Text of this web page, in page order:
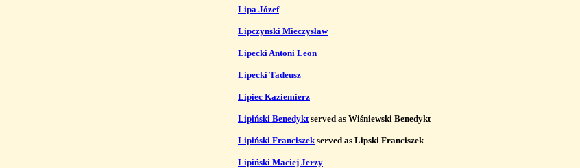
Lipa Józef
Lipczynski Mieczysław
Lipecki Antoni Leon
Lipecki Tadeusz
Lipiec Kaziemierz
Lipiński Benedykt served as Wiśniewski Benedykt
Lipiński Franciszek served as Lipski Franciszek
Lipiński Maciej Jerzy